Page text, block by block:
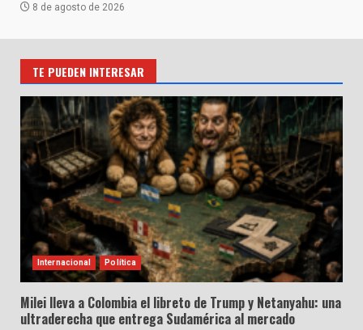
8 de agosto de 2026
TE PUEDEN INTERESAR
Internacional Política
Milei lleva a Colombia el libreto de Trump y Netanyahu: una
ultraderecha que entrega Sudamérica al mercado